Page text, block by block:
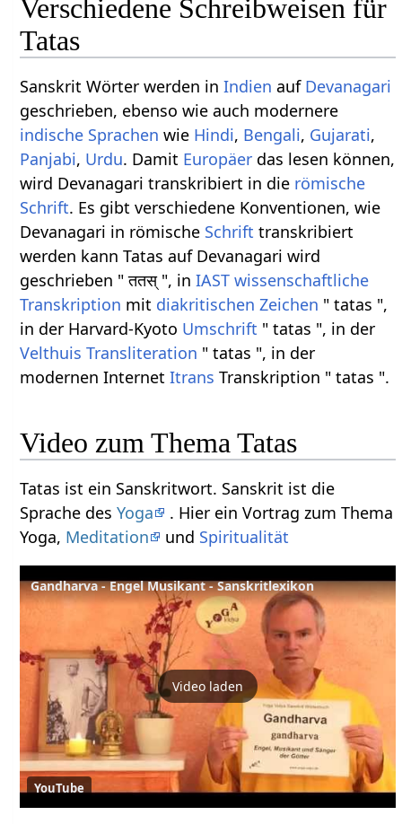
Verschiedene Schreibweisen für
Tatas
Sanskrit Wörter werden inIndien auf Devanagari
geschrieben, ebenso wie auch modernere
indische Sprachen wie Hindi, Bengali, Gujarati,
Panjabi, Urdu. Damit Europäer das lesen können,
wird Devanagari transkribiert in die römische
Schrift. Es gibt verschiedene Konventionen, wie
Devanagari in römische Schrift transkribiert
werden kann Tatas auf Devanagari wird
geschrieben " ततस् ", inIAST wissenschaftliche
Transkription mit diakritischen Zeichen " tatas ",
in der Harvard-Kyoto Umschrift " tatas ", in der
Velthuis Transliteration " tatas ", in der
modernen InternetItrans Transkription " tatas ".
Video zum Thema Tatas
Tatas ist ein Sanskritwort. Sanskrit ist die
Sprache desYoga
. Hier ein Vortrag zum Thema
Yoga, Meditation und Spiritualität
Gandharva - Engel Musikant - Sanskritlexikon
Video laden
YouTube